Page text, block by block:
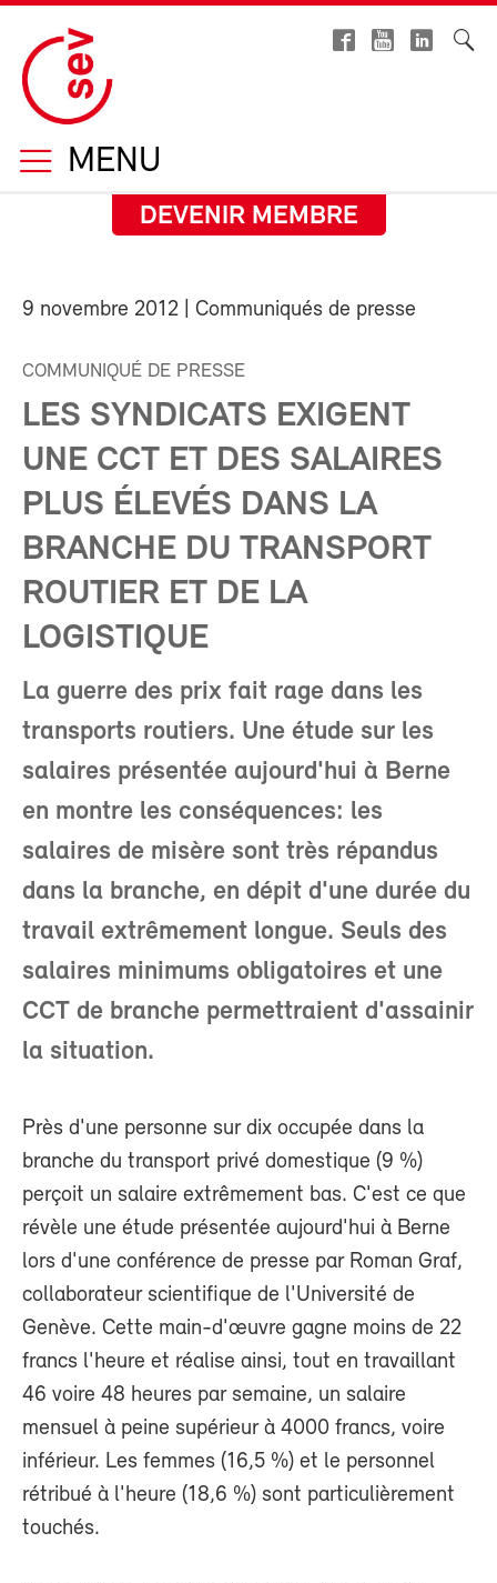
MENU
DEVENIR MEMBRE
9 novembre 2012 | Communiqués de presse
COMMUNIQUÉ DE PRESSE
LES SYNDICATS EXIGENT
UNE CCT ET DES SALAIRES
PLUS ÉLEVÉS DANS LA
BRANCHE DU TRANSPORT
ROUTIER ET DE LA
LOGISTIQUE
La guerre des prix fait rage dans les
transports routiers. Une étude sur les
salaires présentée aujourd'hui à Berne
en montre les conséquences: les
salaires de misère sont très répandus
dans la branche, en dépit d'une durée du
travail extrêmement longue. Seuls des
salaires minimums obligatoires et une
CCT de branche permettraient d'assainir
la situation.
Près d'une personne sur dix occupée dans la
branche du transport privé domestique (9 %)
perçoit un salaire extrêmement bas. C'est ce que
révèle une étude présentée aujourd'hui à Berne
lors d'une conférence de presse par Roman Graf,
collaborateur scientifique de l'Université de
Genève. Cette main-d'œuvre gagne moins de 22
francs l'heure et réalise ainsi, tout en travaillant
46 voire 48 heures par semaine, un salaire
mensuel à peine supérieur à 4000 francs, voire
inférieur. Les femmes (16,5 %) et le personnel
rétribué à l'heure (18,6 %) sont particulièrement
touchés.